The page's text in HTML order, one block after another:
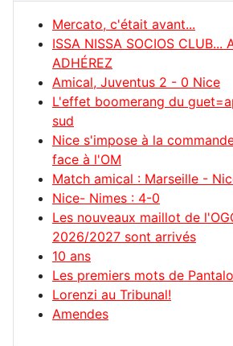
Mercato, c'était avant...
ISSA NISSA SOCIOS CLUB...
ADHÉREZ
Amical, Juventus 2 - 0 Nice
L'effet boomerang du
sud
Nice s'impose à la
face à l'OM
Match amical : Marseille -
Nice- Nimes : 4-0
Les nouveaux maillot de
2026/2027 sont arrivés
10 ans
Les premiers mots de
Lorenzi au Tribunal!
Amendes